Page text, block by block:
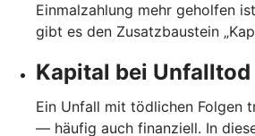
Einmalzahlung mehr geholfen
gibt es den Zusatzbaustein
Kapital bei Unfalltod
Ein Unfall mit tödlichen Folgen
— häufig auch finanziell. In